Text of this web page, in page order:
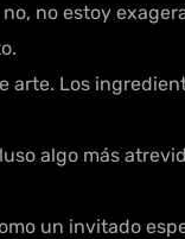
no estoy
arte. Los
algo más
un invitado